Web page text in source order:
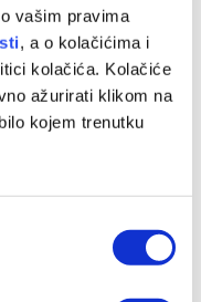
vašim pravima
, a o kolačićima i
kolačića. Kolačiće
ažurirati klikom na
kojem trenutku